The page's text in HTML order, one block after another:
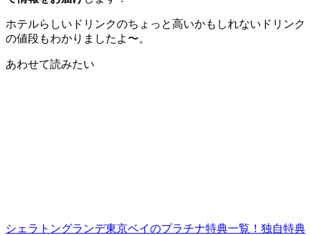
ホテルらしいドリンクのちょっと高いかもしれないドリンク
の値段もわかりましたよ〜。
あわせて読みたい
シェラトングランデ東京ベイのプラチナ特典一覧！独自特典